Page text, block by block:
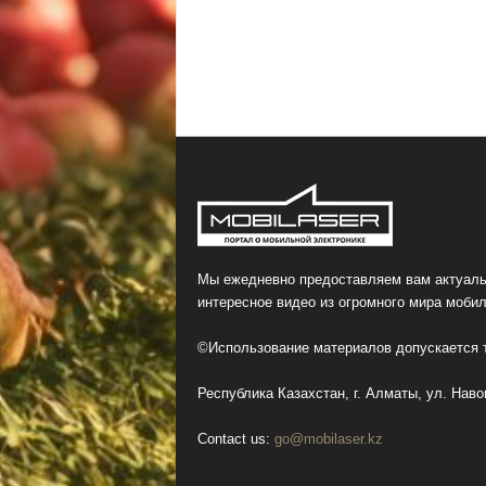
Мы ежедневно предоставляем вам
интересное видео из огромного мира
©Использование материалов
Республика Казахстан, г. Алматы, ул.
Contact us: go@mobilaser.kz